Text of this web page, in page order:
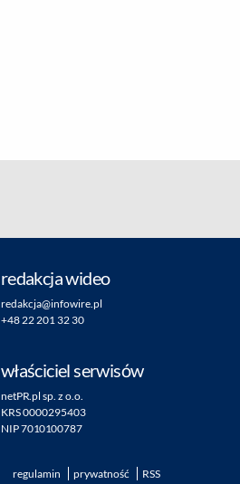
redakcja wideo
redakcja@infowire.pl
+48 22 201 32 30
właściciel serwisów
netPR.pl sp. z o.o.
KRS 0000295403
NIP 7010100787
regulamin prywatność RSS